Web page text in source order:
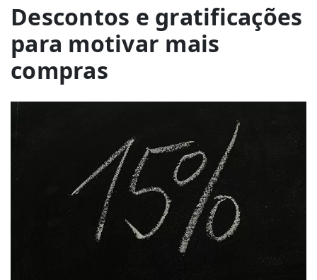
Descontos e gratificações
para motivar mais
compras